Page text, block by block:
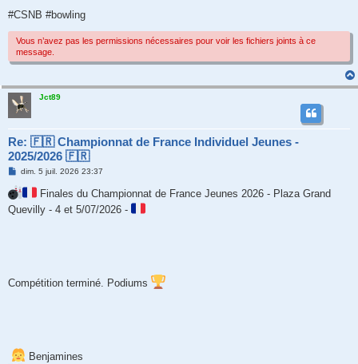
#CSNB #bowling
Vous n’avez pas les permissions nécessaires pour voir les fichiers joints à ce
message.
Jct89
Re: 🇫🇷 Championnat de France Individuel Jeunes -
2025/2026 🇫🇷
M
s
s
a
dim. 5 juil. 2026 23:37
Finales du Championnat de France Jeunes 2026 - Plaza Grand
Quevilly - 4 et 5/07/2026 -
Compétition terminé. Podiums
Benjamines